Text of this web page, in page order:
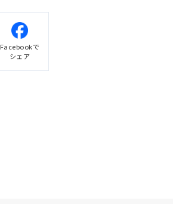
Facebookで
シェア